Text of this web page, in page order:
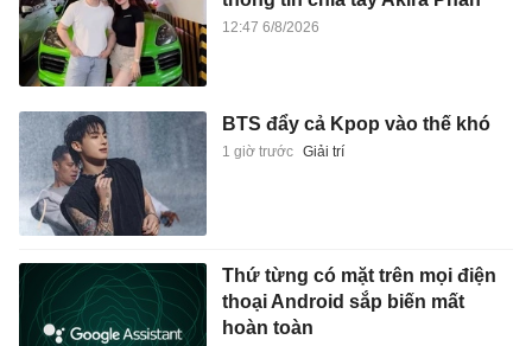
12:47 6/8/2026
BTS đẩy cả Kpop vào thế khó
1 giờ trước Giải trí
Thứ từng có mặt trên mọi điện
thoại Android sắp biến mất
hoàn toàn